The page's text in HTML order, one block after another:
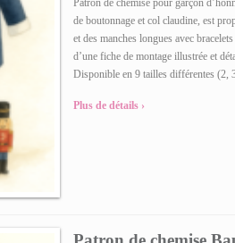
Patron de chemise pour garçon
de boutonnage et col claudine, est
et des manches longues avec
d’une fiche de montage illustrée et
Disponible en 9 tailles différentes
Plus de détails ›